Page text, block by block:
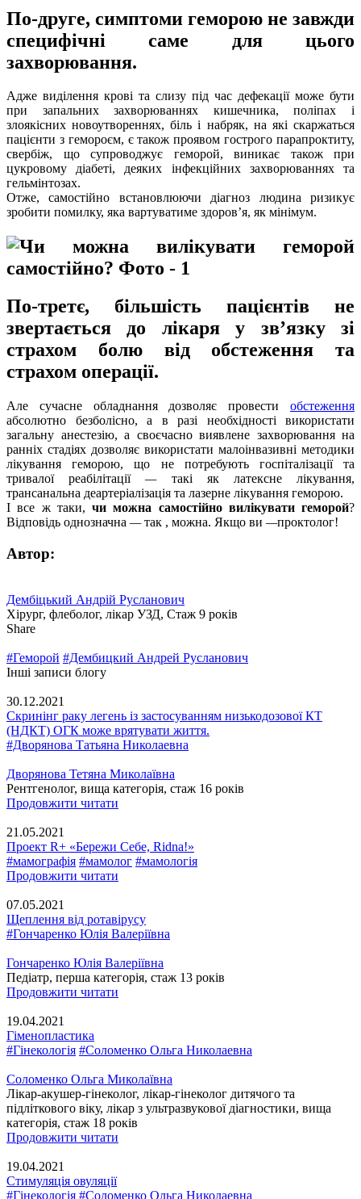
По-друге, симптоми геморою не завжди
специфічні саме для цього
захворювання.
Адже виділення крові та слизу під час дефекації може бути
при запальних захворюваннях кишечника, поліпах і
злоякісних новоутвореннях, біль і набряк, на які скаржаться
пацієнти з гемороєм, є також проявом гострого парапроктиту,
свербіж, що супроводжує геморой, виникає також при
цукровому діабеті, деяких інфекційних захворюваннях та
гельмінтозах.
Отже, самостійно встановлюючи діагноз людина ризикує
зробити помилку, яка вартуватиме здоров’я, як мінімум.
По-третє, більшість пацієнтів не
звертається до лікаря у зв’язку зі
страхом болю від обстеження та
страхом операції.
Але сучасне обладнання дозволяє провести обстеження
абсолютно безболісно, а в разі необхідності використати
загальну анестезію, а своєчасно виявлене захворювання на
ранніх стадіях дозволяє використати малоінвазивні методики
лікування геморою, що не потребують госпіталізації та
тривалої реабілітації—такі як латексне лікування,
трансанальна деартеріалізація та лазерне лікування геморою.
І все ж таки, чи можна самостійно вилікувати геморой?
Відповідь однозначна —так , можна. Якщо ви —проктолог!
Автор:
Дембіцький Андрій Русланович
Хірург, флеболог, лікар УЗД, Стаж 9 років
Share
#Геморой #Дембицкий Андрей Русланович
Інші записи блогу
30.12.2021
Скринінг раку легень із застосуванням низькодозової КТ
(НДКТ) ОГК може врятувати життя.
#Дворянова Татьяна Николаевна
Дворянова Тетяна Миколаївна
Рентгенолог, вища категорія, стаж 16 років
Продовжити читати
21.05.2021
Проект R+ «Бережи Себе, Ridna!»
#мамографія #мамолог #мамологія
Продовжити читати
07.05.2021
Щеплення від ротавірусу
#Гончаренко Юлія Валеріївна
Гончаренко Юлія Валеріївна
Педіатр, перша категорія, стаж 13 років
Продовжити читати
19.04.2021
Гіменопластика
#Гінекологія #Соломенко Ольга Николаевна
Соломенко Ольга Миколаївна
Лікар-акушер-гінеколог, лікар-гінеколог дитячого та
підліткового віку, лікар з ультразвукової діагностики, вища
категорія, стаж 18 років
Продовжити читати
19.04.2021
Стимуляція овуляції
#Гінекологія #Соломенко Ольга Николаевна